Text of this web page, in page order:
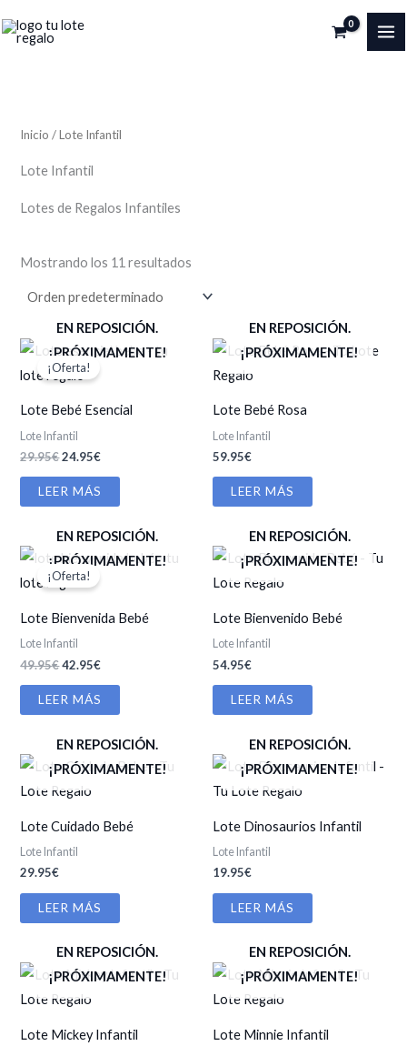
al
Inicio / Lote Infantil
Lote Infantil
Lotes de Regalos Infantiles
Mostrando los 11 resultados
EN REPOSICIÓN.
¡PRÓXIMAMENTE!
¡Oferta!
Lote Bebé Esencial
Lote Infantil
29.95€El
original
24.95€El
LEER MÁS
EN REPOSICIÓN.
¡PRÓXIMAMENTE!
Lote Bebé Rosa
Lote Infantil
59.95€
LEER MÁS
EN REPOSICIÓN.
¡PRÓXIMAMENTE!
¡Oferta!
Lote Bienvenida Bebé
Lote Infantil
49.95€El
original
42.95€El
LEER MÁS
EN REPOSICIÓN.
¡PRÓXIMAMENTE!
Lote Bienvenido Bebé
Lote Infantil
54.95€
LEER MÁS
EN REPOSICIÓN.
¡PRÓXIMAMENTE!
Lote Cuidado Bebé
Lote Infantil
29.95€
LEER MÁS
EN REPOSICIÓN.
¡PRÓXIMAMENTE!
Lote Dinosaurios Infantil
Lote Infantil
19.95€
LEER MÁS
EN REPOSICIÓN.
¡PRÓXIMAMENTE!
Lote Mickey Infantil
EN REPOSICIÓN.
¡PRÓXIMAMENTE!
Lote Minnie Infantil